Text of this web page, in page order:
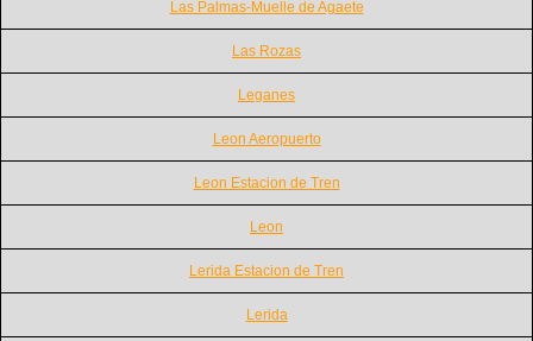
Las Palmas-Muelle de Agaete
Las Rozas
Leganes
Leon Aeropuerto
Leon Estacion de Tren
Leon
Lerida Estacion de Tren
Lerida